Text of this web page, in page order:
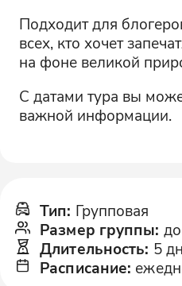
Подходит для
всех, кто хочет
на фоне великой
С датами тура вы
важной информации.
Тип: Групповая
Размер группы:
Длительность: 5
Расписание: